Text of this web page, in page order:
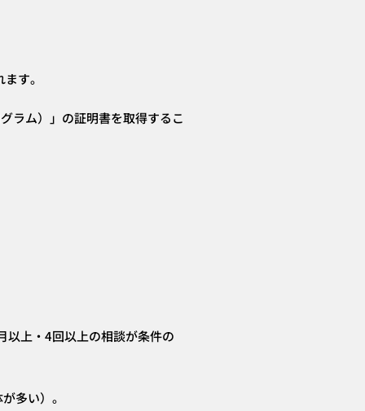
す。
ラム）」の証明書を取得するこ
以上・4回以上の相談が条件の
多い）。